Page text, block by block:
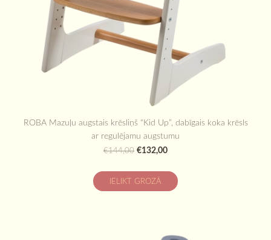
ROBA Mazuļu augstais krēsliņš “Kid Up”, dabīgais koka krēsls
ar regulējamu augstumu
€144,00 €132,00
IELIKT GROZĀ